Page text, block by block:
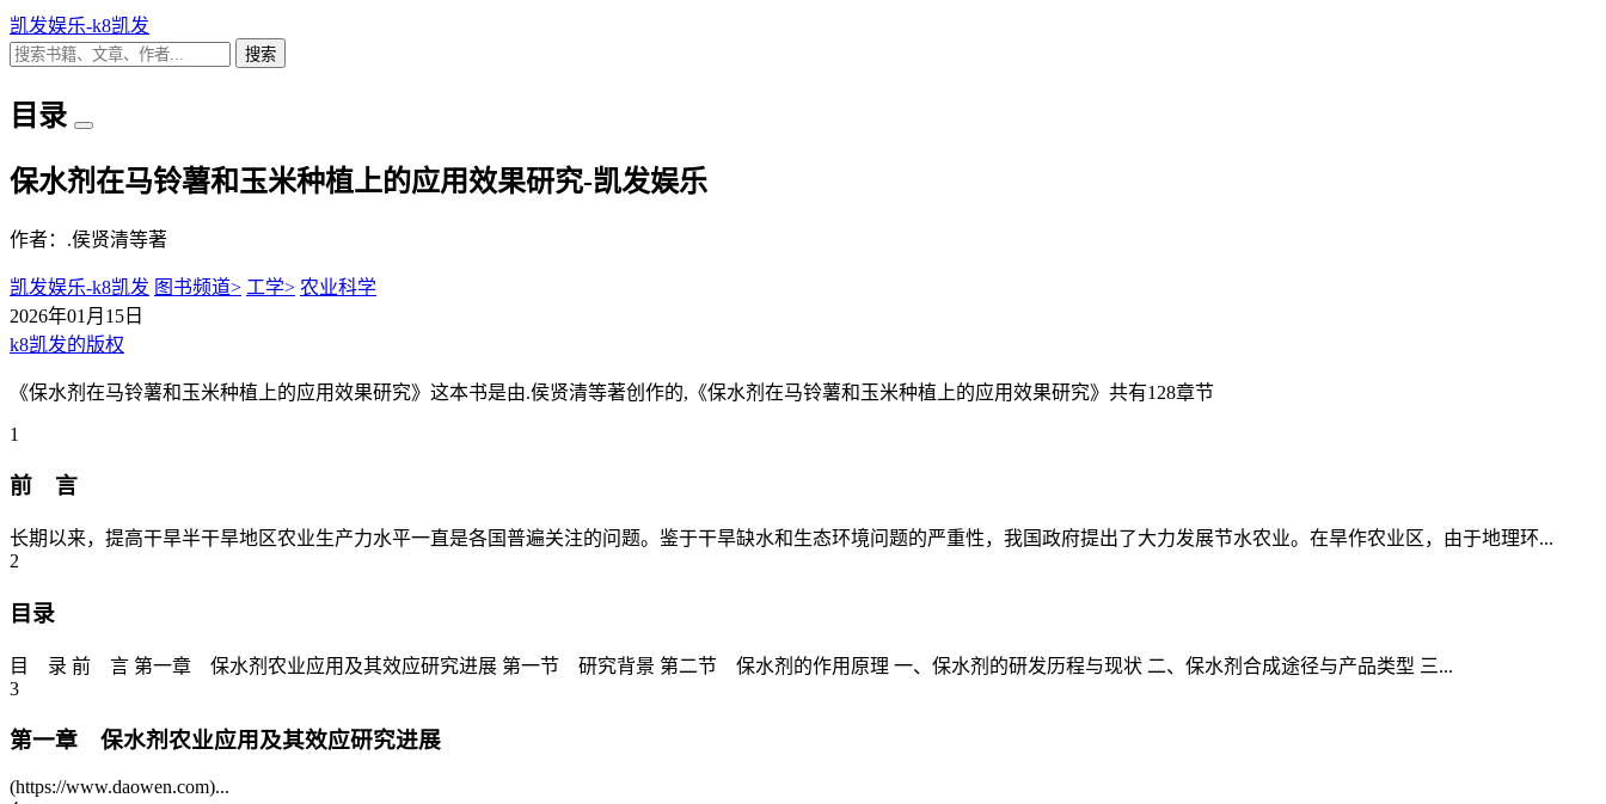
凯发娱乐-k8凯发
搜索
目录
保水剂在马铃薯和玉米种植上的应用效果研究-凯发娱乐
作者：.侯贤清等著
凯发娱乐-k8凯发 图书频道> 工学> 农业科学
2026年01月15日
k8凯发的版权
《保水剂在马铃薯和玉米种植上的应用效果研究》这本书是由.侯贤清等著创作的,《保水剂在马铃薯和玉米种植上的应用效果研究》共有128章节
1
前 言
长期以来，提高干旱半干旱地区农业生产力水平一直是各国普遍关注的问题。鉴于干旱缺水和生态环境问题的严重性，我国政府提出了大力发展节水农业。在旱作农业区，由于地理环...
2
目录
目 录 前 言 第一章 保水剂农业应用及其效应研究进展 第一节 研究背景 第二节 保水剂的作用原理 一、保水剂的研发历程与现状 二、保水剂合成途径与产品类型 三...
3
第一章 保水剂农业应用及其效应研究进展
(https://www.daowen.com)...